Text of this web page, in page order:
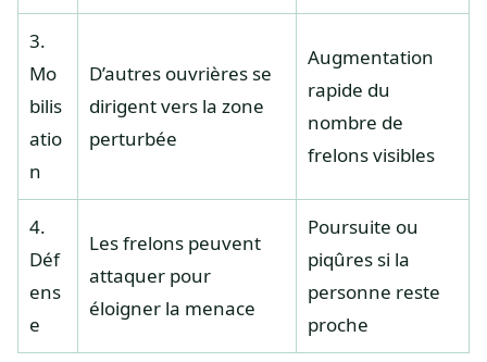
3.
Mo
bilis
atio
n
D’autres ouvrières se
dirigent vers la zone
perturbée
Augmentation
rapide du
nombre de
frelons visibles
4.
Déf
ens
e
Les frelons peuvent
attaquer pour
éloigner la menace
Poursuite ou
piqûres si la
personne reste
proche